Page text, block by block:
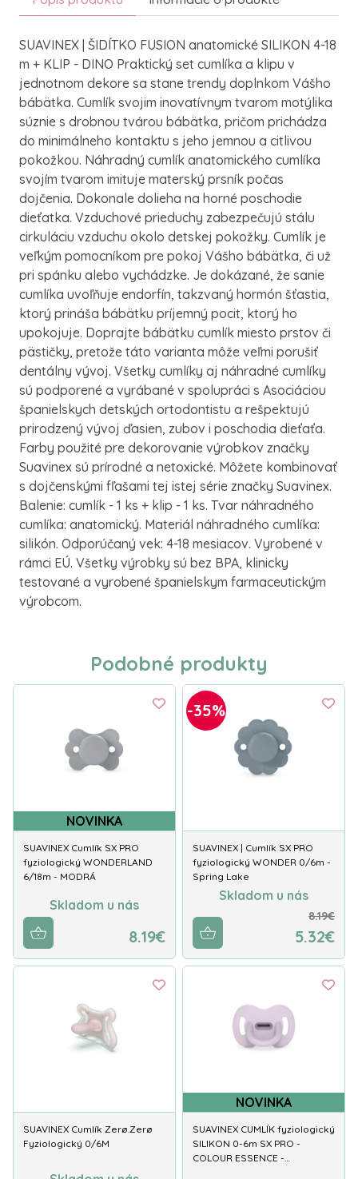
SUAVINEX | ŠIDÍTKO FUSION anatomické SILIKON 4-18
m + KLIP - DINO Praktický set cumlíka a klipu v
jednotnom dekore sa stane trendy doplnkom Vášho
bábätka. Cumlík svojim inovatívnym tvarom motýlika
súznie s drobnou tvárou bábätka, pričom prichádza
do minimálneho kontaktu s jeho jemnou a citlivou
pokožkou. Náhradný cumlík anatomického cumlíka
svojím tvarom imituje materský prsník počas
dojčenia. Dokonale dolieha na horné poschodie
dieťatka. Vzduchové prieduchy zabezpečujú stálu
cirkuláciu vzduchu okolo detskej pokožky. Cumlík je
veľkým pomocníkom pre pokoj Vášho bábätka, či už
pri spánku alebo vychádzke. Je dokázané, že sanie
cumlíka uvoľňuje endorfín, takzvaný hormón šťastia,
ktorý prináša bábätku príjemný pocit, ktorý ho
upokojuje. Doprajte bábätku cumlík miesto prstov či
pästičky, pretože táto varianta môže veľmi porušiť
dentálny vývoj. Všetky cumlíky aj náhradné cumlíky
sú podporené a vyrábané v spolupráci s Asociáciou
španielskych detských ortodontistu a rešpektujú
prirodzený vývoj ďasien, zubov i poschodia dieťaťa.
Farby použité pre dekorovanie výrobkov značky
Suavinex sú prírodné a netoxické. Môžete kombinovať
s dojčenskými fľašami tej istej série značky Suavinex.
Balenie: cumlík - 1 ks + klip - 1 ks. Tvar náhradného
cumlíka: anatomický. Materiál náhradného cumlíka:
silikón. Odporúčaný vek: 4-18 mesiacov. Vyrobené v
rámci EÚ. Všetky výrobky sú bez BPA, klinicky
testované a vyrobené španielskym farmaceutickým
výrobcom.
Podobné produkty
NOVINKA
SUAVINEX Cumlík SX PRO
fyziologický WONDERLAND
6/18m - MODRÁ
Skladom u nás
8.19€
-35%
SUAVINEX | Cumlík SX PRO
fyziologický WONDER 0/6m -
Spring Lake
Skladom u nás
8.19€
5.32€
SUAVINEX Cumlík Zerø.Zerø
Fyziologický 0/6M
NOVINKA
SUAVINEX CUMLÍK fyziologický
SILIKON 0-6m SX PRO -
COLOUR ESSENCE -…